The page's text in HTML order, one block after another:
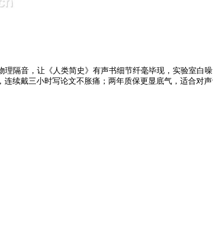
隔音，让《人类简史》有声书细节纤毫毕现，实验室白
续戴三小时写论文不胀痛；两年质保更显底气，适合对